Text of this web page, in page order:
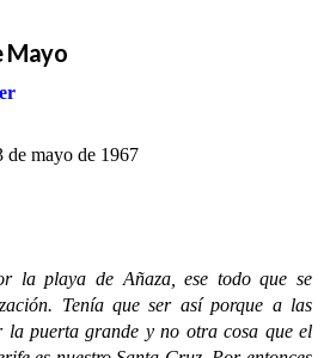
Mayo
de mayo de 1967
la playa de Añaza, ese todo que se
Tenía que ser así porque a las
la puerta grande y no otra cosa que el